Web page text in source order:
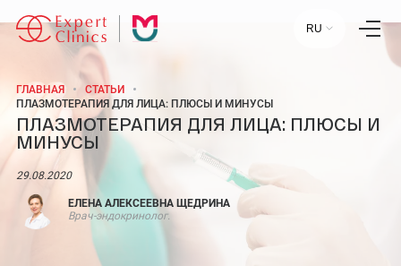
Главная
Услуги
Лаборатория
Статьи
Пресс-центр
Контакты
Отзывы
Научный центр
RU
ГЛАВНАЯ
СТАТЬИ
ПЛАЗМОТЕРАПИЯ ДЛЯ ЛИЦА: ПЛЮСЫ И МИНУСЫ
ПЛАЗМОТЕРАПИЯ ДЛЯ ЛИЦА: ПЛЮСЫ И
МИНУСЫ
29.08.2020
ЕЛЕНА АЛЕКСЕЕВНА ЩЕДРИНА
Врач-эндокринолог.